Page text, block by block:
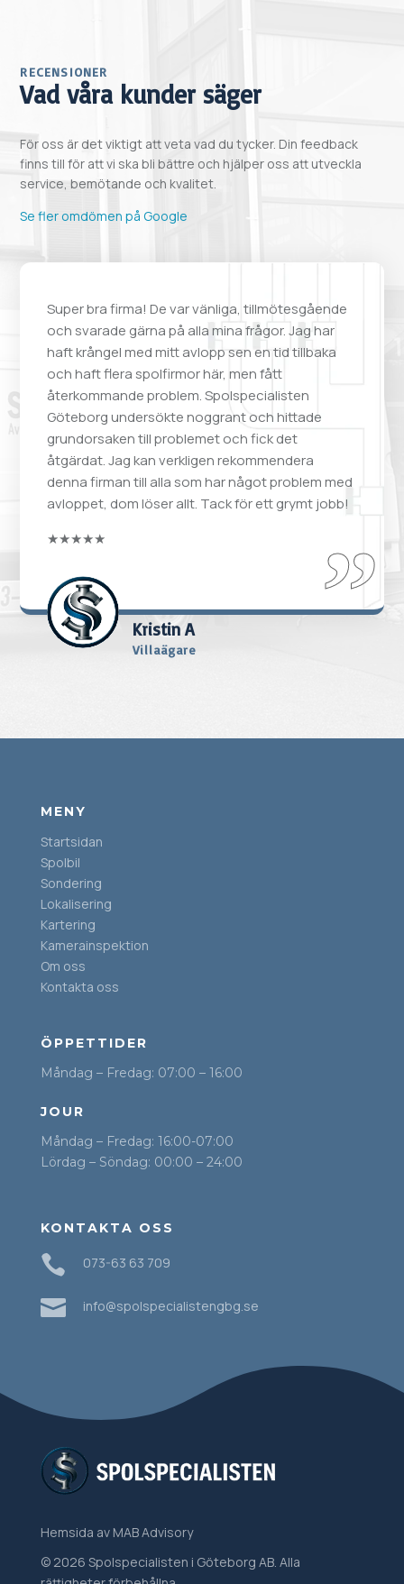
RECENSIONER
Vad våra kunder säger
För oss är det viktigt att veta vad du tycker. Din feedback
finns till för att vi ska bli bättre och hjälper oss att utveckla
service, bemötande och kvalitet.
Se fler omdömen på Google
Super bra firma! De var vänliga, tillmötesgående
och svarade gärna på alla mina frågor. Jag har
haft krångel med mitt avlopp sen en tid tillbaka
och haft flera spolfirmor här, men fått
återkommande problem. Spolspecialisten
Göteborg undersökte noggrant och hittade
grundorsaken till problemet och fick det
åtgärdat. Jag kan verkligen rekommendera
denna firman till alla som har något problem med
avloppet, dom löser allt. Tack för ett grymt jobb!
★★★★★
Kristin A
Villaägare
MENY
Startsidan
Spolbil
Sondering
Lokalisering
Kartering
Kamerainspektion
Om oss
Kontakta oss
ÖPPETTIDER
Måndag – Fredag: 07:00 – 16:00
JOUR
Måndag – Fredag: 16:00-07:00
Lördag – Söndag: 00:00 – 24:00
KONTAKTA OSS
 073-63 63 709
 info@spolspecialistengbg.se
Hemsida av MAB Advisory
© 2026 Spolspecialisten i Göteborg AB. Alla